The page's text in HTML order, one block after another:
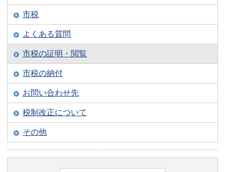
市税
よくある質問
市税の証明・閲覧
市税の納付
お問い合わせ先
税制改正について
その他